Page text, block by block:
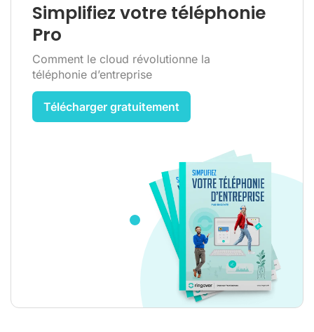
Simplifiez votre téléphonie
Pro
Comment le cloud révolutionne la
téléphonie d’entreprise
Télécharger gratuitement